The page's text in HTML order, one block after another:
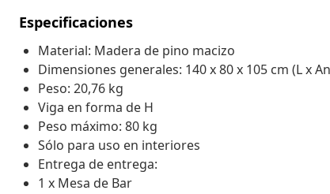
Especificaciones
Material: Madera de pino macizo
Dimensiones generales: 140 x 80 x 105 cm (L x
Peso: 20,76 kg
Viga en forma de H
Peso máximo: 80 kg
Sólo para uso en interiores
Entrega de entrega:
1 x Mesa de Bar